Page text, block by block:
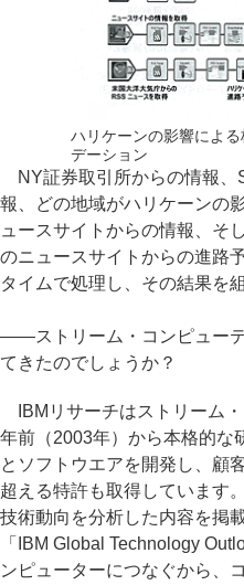
ハリケーンの影響によ
デーション
NY証券取引所からの情報、
報、どの地域がハリケーンの
ュースサイトからの情報、そ
のニュースサイトからの進路
タイムで処理し、その結果を
――ストリーム・コンピュー
てきたのでしょうか？
IBMリサーチはストリーム
年前（2003年）から本格的な
とソフトウエアを開発し、顧
超える特許も取得しています
技術動向を分析した内容を掲
「IBM Global Technology
ンピューターにつなぐから、